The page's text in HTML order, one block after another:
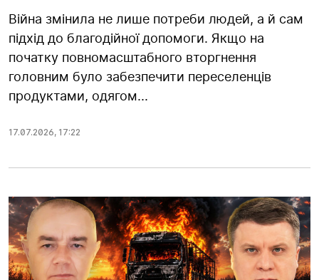
Війна змінила не лише потреби людей, а й сам
підхід до благодійної допомоги. Якщо на
початку повномасштабного вторгнення
головним було забезпечити переселенців
продуктами, одягом...
17.07.2026, 17:22